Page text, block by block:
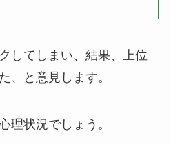
してしまい、結果、上位
、と意見します。
理状況でしょう。